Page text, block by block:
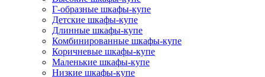
Г-образные шкафы-купе
Детские шкафы-купе
Длинные шкафы-купе
Комбинированные шкафы-купе
Коричневые шкафы-купе
Маленькие шкафы-купе
Низкие шкафы-купе